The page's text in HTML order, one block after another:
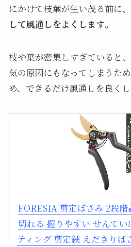
にかけて枝葉が生い茂る前に、
して風通しをよくします。
枝や葉が密集しすぎていると
気の原因にもなってしまうた
め、できるだけ風通しを良く
FORESIA 剪定ばさみ 2段階
切れる 握りやすい せんてい
ティング 剪定鋏 えだきり